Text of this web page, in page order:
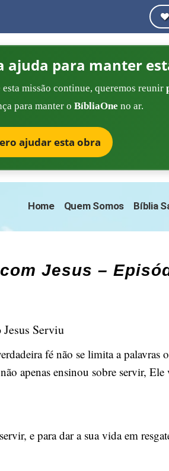
ajuda para manter
missão continue, queremos reunir
para manter o BíbliaOne no ar.
ajudar esta obra
Home Quem Somos Bíblia
Jesus –
Serviu
fé não se limita a palavras
apenas ensinou sobre servir,
e para dar a sua vida em